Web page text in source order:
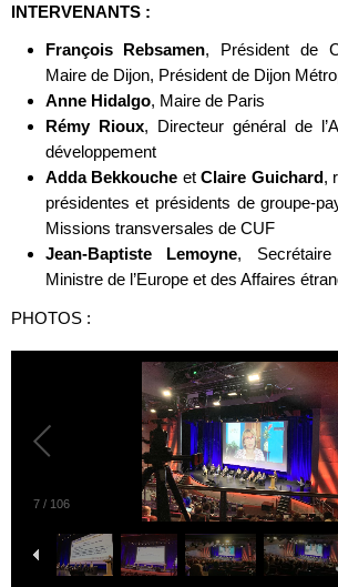
INTERVENANTS :
François Rebsamen, Président de
Maire de Dijon, Président de Dijon
Anne Hidalgo, Maire de Paris
Rémy Rioux, Directeur général de
développement
Adda Bekkouche etClaire Guichard,
présidentes et présidents de groupe-
Missions transversales de CUF
Jean-Baptiste Lemoyne,
Ministre de l’Europe et des Affaires
PHOTOS :
7 / 106